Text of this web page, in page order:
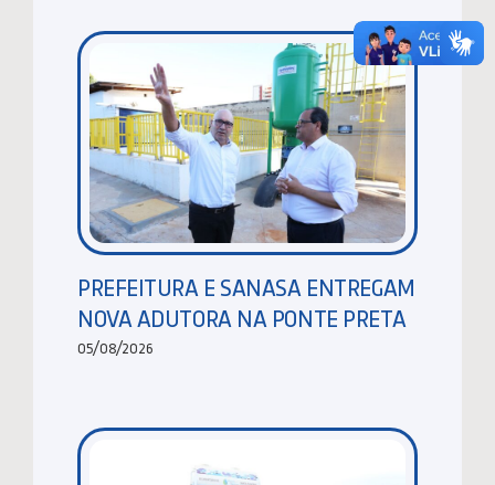
PREFEITURA E SANASA ENTREGAM
NOVA ADUTORA NA PONTE PRETA
05/08/2026